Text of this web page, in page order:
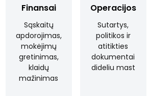
Finansai
Sąskaitų
apdorojimas,
mokėjimų
gretinimas,
klaidų
mažinimas
Operacijos
Sutartys,
politikos ir
atitikties
dokumentai
dideliu mast